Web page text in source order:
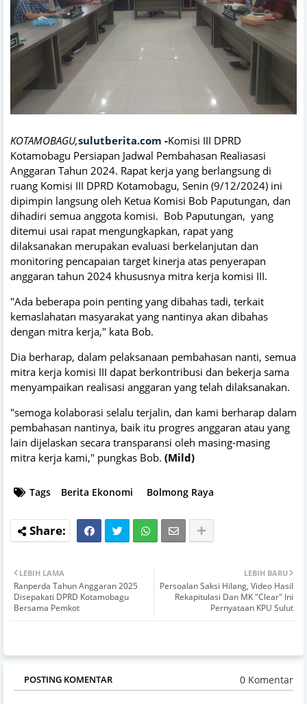
KOTAMOBAGU,sulutberita.com -Komisi III DPRD
Kotamobagu Persiapan Jadwal Pembahasan Realiasasi
Anggaran Tahun 2024. Rapat kerja yang berlangsung di
ruang Komisi III DPRD Kotamobagu, Senin (9/12/2024) ini
dipimpin langsung oleh Ketua Komisi Bob Paputungan, dan
dihadiri semua anggota komisi. Bob Paputungan, yang
ditemui usai rapat mengungkapkan, rapat yang
dilaksanakan merupakan evaluasi berkelanjutan dan
monitoring pencapaian target kinerja atas penyerapan
anggaran tahun 2024 khususnya mitra kerja komisi III.
"Ada beberapa poin penting yang dibahas tadi, terkait
kemaslahatan masyarakat yang nantinya akan dibahas
dengan mitra kerja," kata Bob.
Dia berharap, dalam pelaksanaan pembahasan nanti, semua
mitra kerja komisi III dapat berkontribusi dan bekerja sama
menyampaikan realisasi anggaran yang telah dilaksanakan.
"semoga kolaborasi selalu terjalin, dan kami berharap dalam
pembahasan nantinya, baik itu progres anggaran atau yang
lain dijelaskan secara transparansi oleh masing-masing
mitra kerja kami," pungkas Bob. (Mild)
Tags Berita Ekonomi Bolmong Raya
LEBIH BARU
Persoalan Saksi Hilang, Video Hasil
Rekapitulasi Dan MK "Clear" Ini
Pernyataan KPU Sulut
LEBIH LAMA
Ranperda Tahun Anggaran 2025
Disepakati DPRD Kotamobagu
Bersama Pemkot
POSTING KOMENTAR 0 Komentar